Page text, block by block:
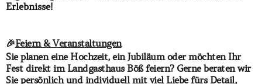
Erlebnisse!​
🎉Feiern & Veranstaltungen
Sie planen eine Hochzeit, ein Jubiläum oder möchten Ihr
Fest direkt im Landgasthaus Böß feiern? Gerne beraten wir
Sie persönlich und individuell mit viel Liebe fürs Detail,